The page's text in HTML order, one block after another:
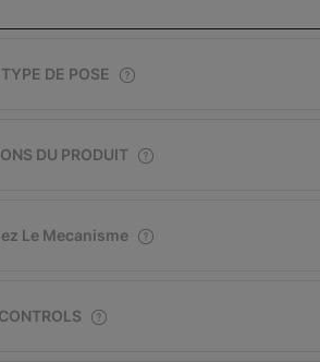
Gratuit
DE POSE
DU PRODUIT
Le Mecanisme